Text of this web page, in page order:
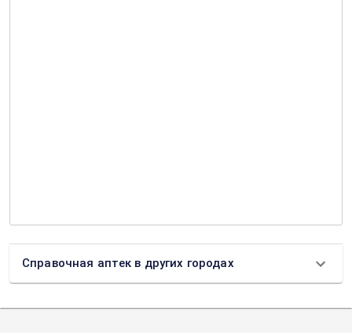
Справочная аптек в других городах